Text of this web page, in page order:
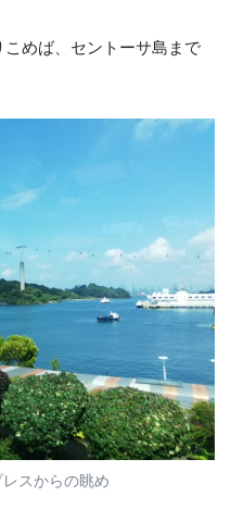
めば、セントーサ島まで
スからの眺め